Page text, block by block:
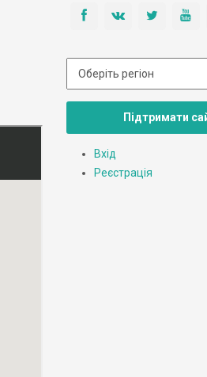
Підтримати
Вхід
Реєстрація